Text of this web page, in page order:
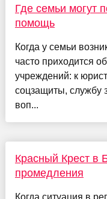
Где семьи могут
помощь
Когда у семьи
часто приходится
учреждений: к
соцзащиты, службу
воп...
Красный Крест в
промедления